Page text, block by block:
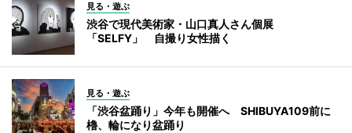
見る・遊ぶ
渋谷で現代美術家・山口真人さん個展
「SELFY」 自撮り女性描く
見る・遊ぶ
「渋谷盆踊り」今年も開催へ SHIBUYA109前に
櫓、輪になり盆踊り